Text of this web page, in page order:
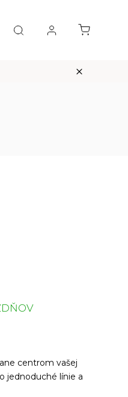
centrom vašej
jednoduché línie a